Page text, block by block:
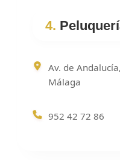
4.
Av. de
Málaga
952 42 72 86